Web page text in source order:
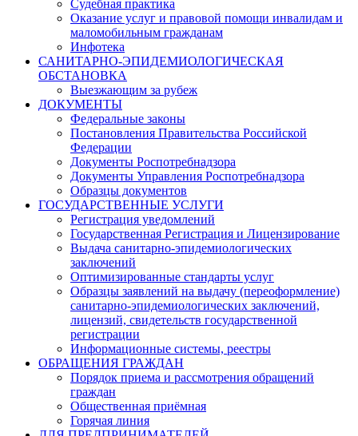
Судебная практика
Оказание услуг и правовой помощи инвалидам и
маломобильным гражданам
Инфотека
САНИТАРНО-ЭПИДЕМИОЛОГИЧЕСКАЯ
ОБСТАНОВКА
Выезжающим за рубеж
ДОКУМЕНТЫ
Федеральные законы
Постановления Правительства Российской
Федерации
Документы Роспотребнадзора
Документы Управления Роспотребнадзора
Образцы документов
ГОСУДАРСТВЕННЫЕ УСЛУГИ
Регистрация уведомлений
Государственная Регистрация и Лицензирование
Выдача санитарно-эпидемиологических
заключений
Оптимизированные стандарты услуг
Образцы заявлений на выдачу (переоформление)
санитарно-эпидемиологических заключений,
лицензий, свидетельств государственной
регистрации
Информационные системы, реестры
ОБРАЩЕНИЯ ГРАЖДАН
Порядок приема и рассмотрения обращений
граждан
Общественная приёмная
Горячая линия